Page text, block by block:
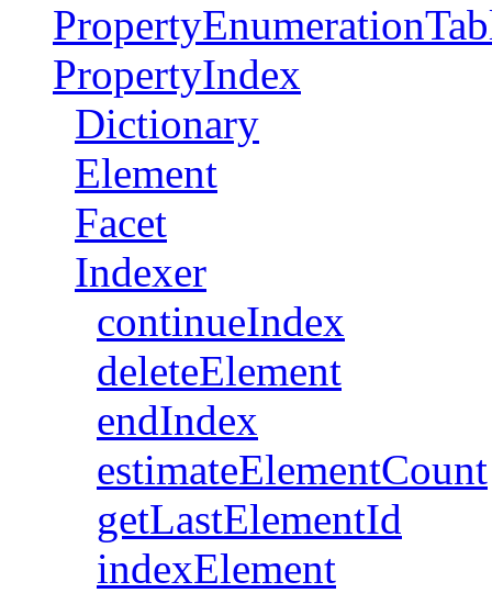
PropertyIndex
Dictionary
Element
Facet
Indexer
continueIndex
deleteElement
endIndex
estimateElementCount
getLastElementId
indexElement